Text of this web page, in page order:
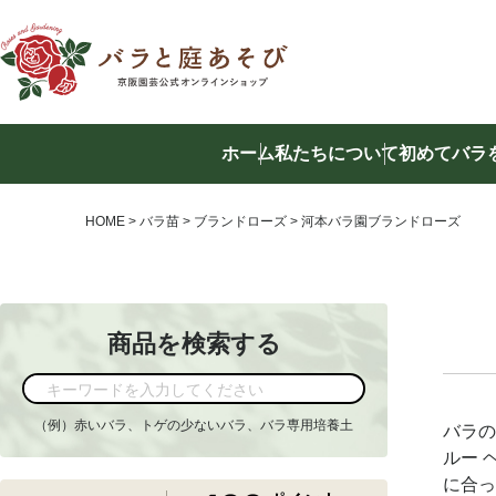
ホーム私たちについて初めてバラ
商品
HOME バラ苗 ブランドローズ 河本バラ園ブランドローズ
商品を検索する
（例）赤いバラ、トゲの少ないバラ、バラ専用培養土
バラ
ルー
に合